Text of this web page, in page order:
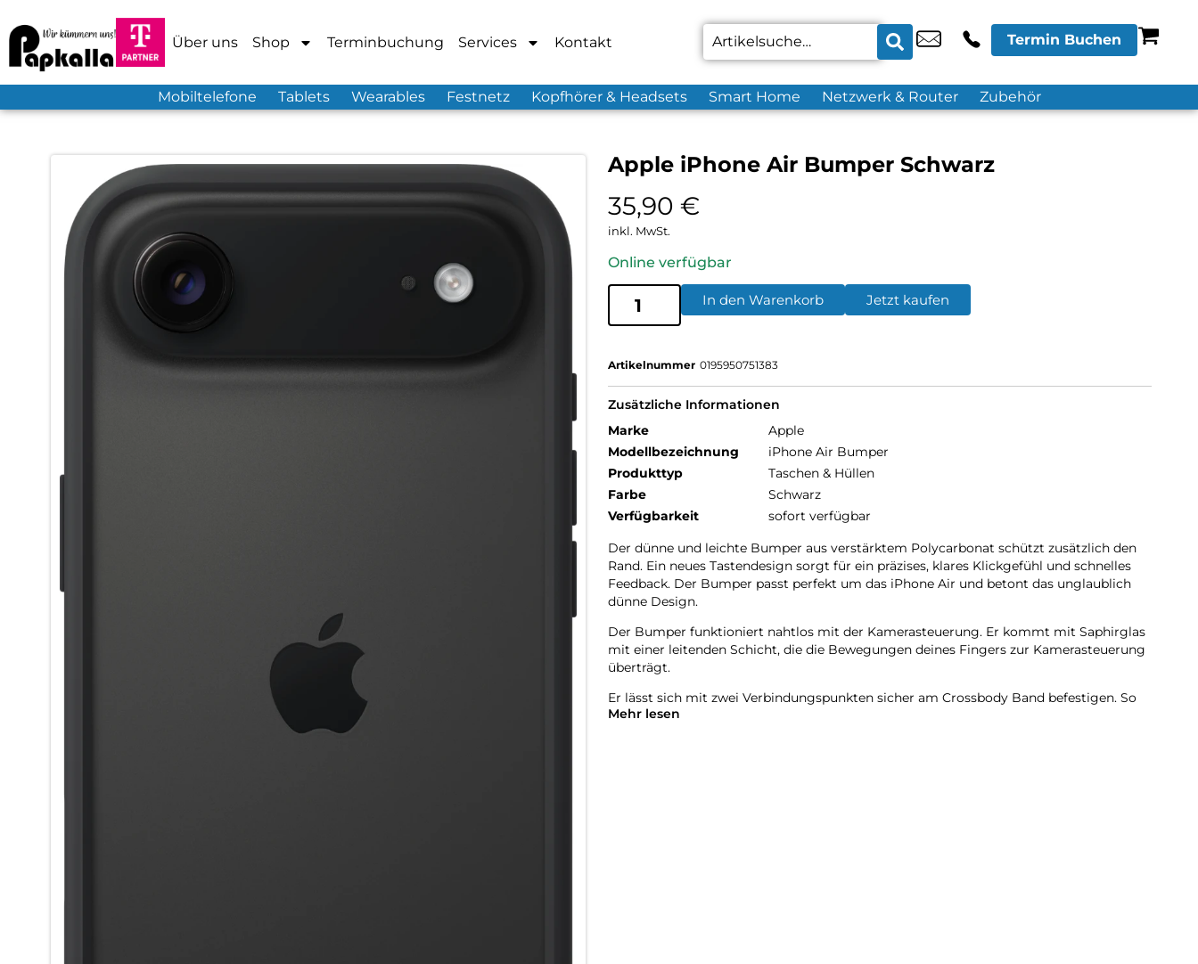
Über uns Shop Terminbuchung Services Kontakt Termin Buchen
Mobiltelefone Tablets Wearables Festnetz Kopfhörer & Headsets Smart Home Netzwerk & Router Zubehör
Apple iPhone Air Bumper Schwarz
35,90 €
inkl. MwSt.
Online verfügbar
In den Warenkorb Jetzt kaufen
Artikelnummer 0195950751383
Zusätzliche Informationen
Marke
Apple
Modellbezeichnung
iPhone Air Bumper
Produkttyp
Taschen & Hüllen
Farbe
Schwarz
Verfügbarkeit
sofort verfügbar
Der dünne und leichte Bumper aus verstärktem Polycarbonat schützt zusätzlich den
Rand. Ein neues Tastendesign sorgt für ein präzises, klares Klickgefühl und schnelles
Feedback. Der Bumper passt perfekt um das iPhone Air und betont das unglaublich
dünne Design.
Der Bumper funktioniert nahtlos mit der Kamerasteuerung. Er kommt mit Saphirglas
mit einer leitenden Schicht, die die Bewegungen deines Fingers zur Kamerasteuerung
überträgt.
Er lässt sich mit zwei Verbindungs­punkten sicher am Crossbody Band befestigen. So
kannst du dein iPhone Air einfach freihändig tragen.
Mehr lesen